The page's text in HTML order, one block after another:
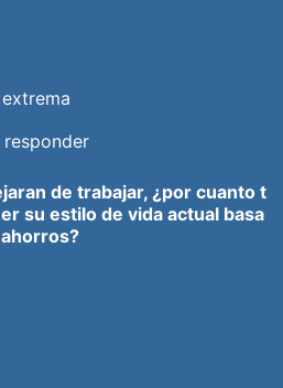
de trabajar, ¿por cuanto t
su estilo de vida actual basa